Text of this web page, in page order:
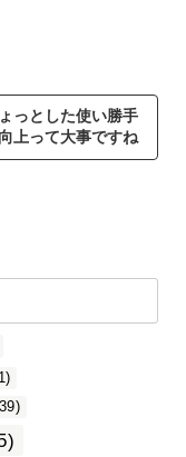
っとした使い勝手
上って大事ですね